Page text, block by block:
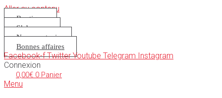
Aller au contenu
Boutique
S’abonner
Nous soutenir
Bonnes affaires
Facebook-f Twitter Youtube Telegram Instagram
Connexion
0,00€ 0 Panier
Menu